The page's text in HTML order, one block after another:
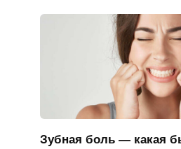
Зубная боль — какая